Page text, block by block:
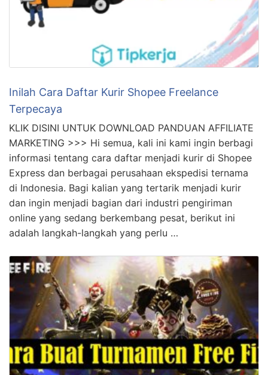
Inilah Cara Daftar Kurir Shopee Freelance
Terpecaya
KLIK DISINI UNTUK DOWNLOAD PANDUAN AFFILIATE
MARKETING >>> Hi semua, kali ini kami ingin berbagi
informasi tentang cara daftar menjadi kurir di Shopee
Express dan berbagai perusahaan ekspedisi ternama
di Indonesia. Bagi kalian yang tertarik menjadi kurir
dan ingin menjadi bagian dari industri pengiriman
online yang sedang berkembang pesat, berikut ini
adalah langkah-langkah yang perlu …